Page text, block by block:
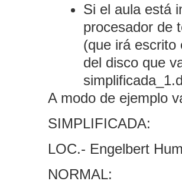
Si el aula está
procesador de
(que irá escrito
del disco que
A modo de ejemplo
SIMPLIFICADA:
LOC.- Engelbert
NORMAL: